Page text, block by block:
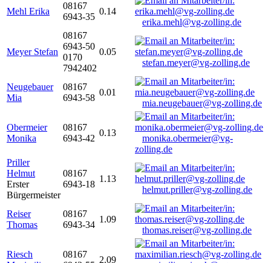
Mehl Erika
08167
6943-35
0.14
erika.mehl@vg-zolling.de
Meyer Stefan
08167
6943-50
0170
7942402
0.05
stefan.meyer@vg-zolling.de
Neugebauer
Mia
08167
6943-58
0.01
mia.neugebauer@vg-zolling.de
Obermeier
Monika
08167
6943-42
0.13
monika.obermeier@vg-
zolling.de
Priller
Helmut
Erster
Bürgermeister
08167
6943-18
1.13
helmut.priller@vg-zolling.de
Reiser
Thomas
08167
6943-34
1.09
thomas.reiser@vg-zolling.de
Riesch
08167
2.09